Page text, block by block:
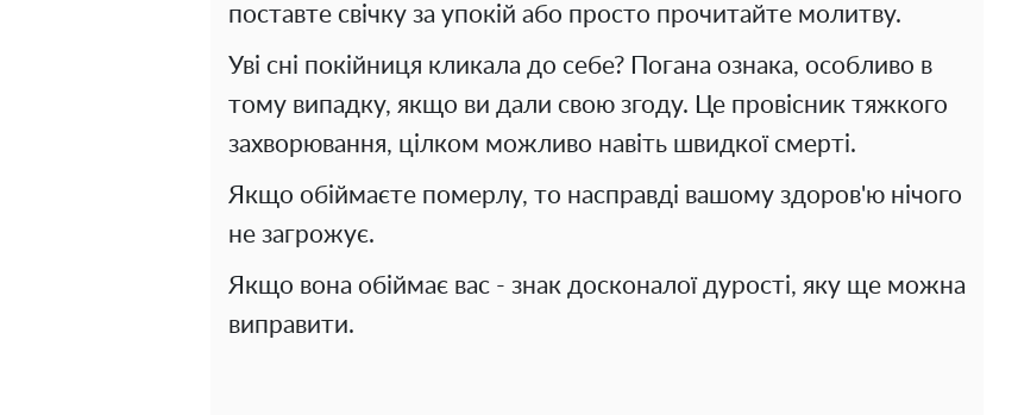
поставте свічку за упокій або просто прочитайте молитву.
Уві сні покійниця кликала до себе? Погана ознака, особливо в
тому випадку, якщо ви дали свою згоду. Це провісник тяжкого
захворювання, цілком можливо навіть швидкої смерті.
Якщо обіймаєте померлу, то насправді вашому здоров'ю нічого
не загрожує.
Якщо вона обіймає вас - знак досконалої дурості, яку ще можна
виправити.